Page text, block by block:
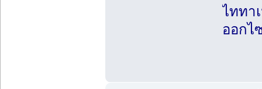
ไททา
ออกไ